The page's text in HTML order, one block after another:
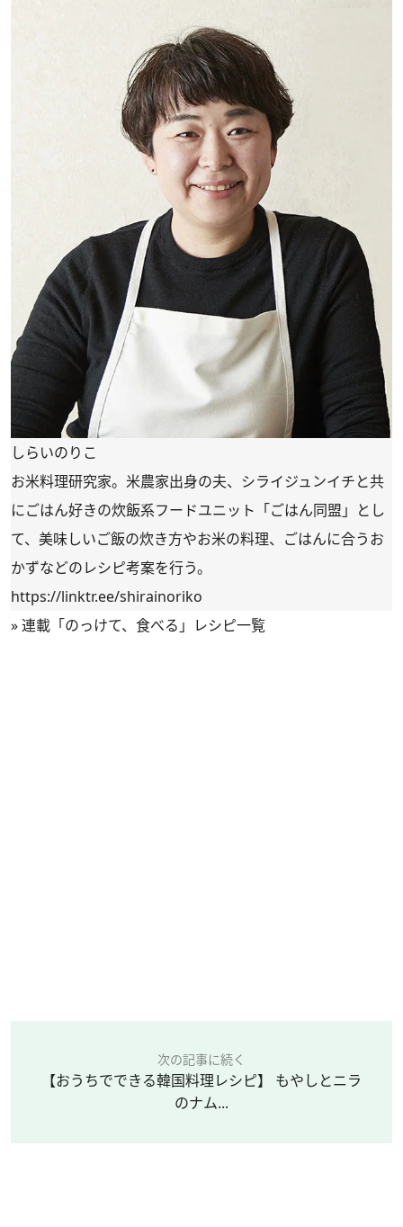
しらいのりこ
お米料理研究家。米農家出身の夫、シライジュンイチと共
にごはん好きの炊飯系フードユニット「ごはん同盟」とし
て、美味しいご飯の炊き方やお米の料理、ごはんに合うお
かずなどのレシピ考案を行う。
https://linktr.ee/shirainoriko
»連載「のっけて、食べる」レシピ一覧
次の記事に続く
【おうちでできる韓国料理レシピ】 もやしとニラ
のナム...